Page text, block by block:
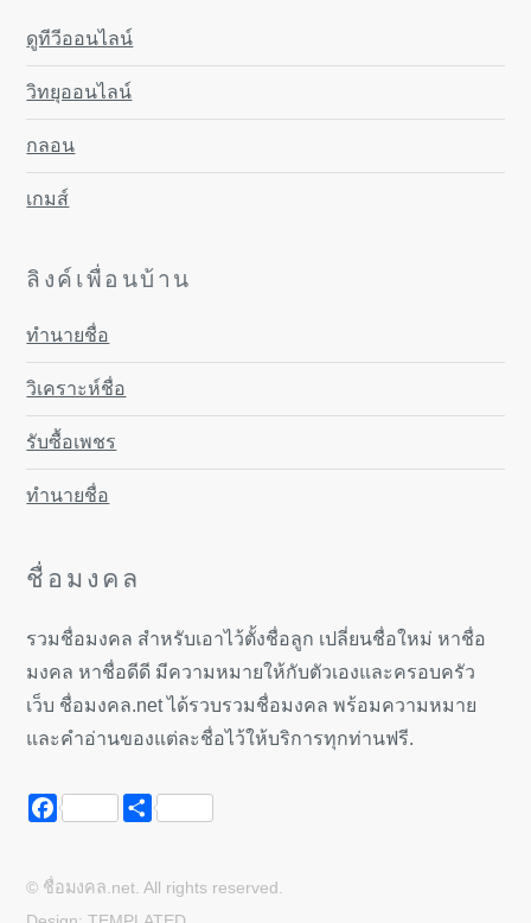
ดูทีวีออนไลน์
วิทยุออนไลน์
กลอน
เกมส์
ลิงค์เพื่อนบ้าน
ทำนายชื่อ
วิเคราะห์ชื่อ
รับซื้อเพชร
ทำนายชื่อ
ชื่อมงคล
รวมชื่อมงคล สำหรับเอาไว้ตั้งชื่อลูก เปลี่ยนชื่อใหม่ หาชื่อ
มงคล หาชื่อดีดี มีความหมายให้กับตัวเองและครอบครัว
เว็บ ชื่อมงคล.net ได้รวบรวมชื่อมงคล พร้อมความหมาย
และคำอ่านของแต่ละชื่อไว้ให้บริการทุกท่านฟรี.
Facebook Share
© ชื่อมงคล.net. All rights reserved.